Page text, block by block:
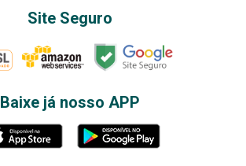
Site Seguro
Baixe já nosso APP